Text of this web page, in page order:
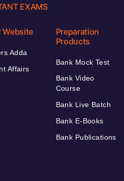
EXAMS
Website
Adda
Affairs
Preparation
Products
Bank Mock Test
Bank Video
Course
Bank Live Batch
Bank E-Books
Bank Publications